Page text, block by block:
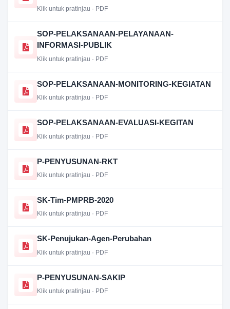
Klik untuk pratinjau · PDF
SOP-PELAKSANAAN-PELAYANAAN-
INFORMASI-PUBLIK
Klik untuk pratinjau · PDF
SOP-PELAKSANAAN-MONITORING-KEGIATAN
Klik untuk pratinjau · PDF
SOP-PELAKSANAAN-EVALUASI-KEGITAN
Klik untuk pratinjau · PDF
P-PENYUSUNAN-RKT
Klik untuk pratinjau · PDF
SK-Tim-PMPRB-2020
Klik untuk pratinjau · PDF
SK-Penujukan-Agen-Perubahan
Klik untuk pratinjau · PDF
P-PENYUSUNAN-SAKIP
Klik untuk pratinjau · PDF